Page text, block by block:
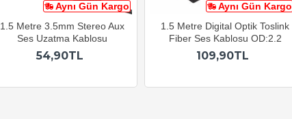
Aynı Gün Kargo
1.5 Metre 3.5mm Stereo Aux
Ses Uzatma Kablosu
54,90TL
Aynı Gün Kargo
1.5 Metre Digital Optik Toslink
Fiber Ses Kablosu OD:2.2
109,90TL